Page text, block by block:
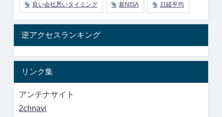
良い会社悪いタイミング 新NISA 日経平均
逆アクセスランキング
リンク集
アンテナサイト
2chnavi